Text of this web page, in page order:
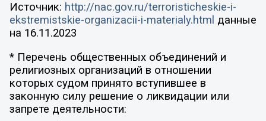
Источник: http://nac.gov.ru/terroristicheskie-i-
ekstremistskie-organizacii-i-materialy.html данные
на 16.11.2023
* Перечень общественных объединений и
религиозных организаций в отношении
которых судом принято вступившее в
законную силу решение о ликвидации или
запрете деятельности: